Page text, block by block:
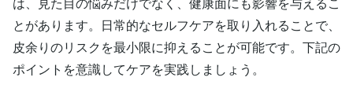
は、見た目の悩みだけでなく、健康面にも影響を与えるこ
とがあります。日常的なセルフケアを取り入れることで、
皮余りのリスクを最小限に抑えることが可能です。下記の
ポイントを意識してケアを実践しましょう。